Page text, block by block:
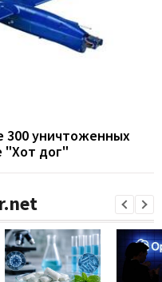
300 уничтоженных
"Хот дог"